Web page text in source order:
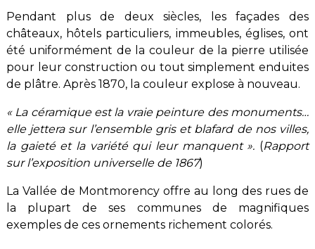
Pendant plus de deux siècles, les façades des
châteaux, hôtels particuliers, immeubles, églises, ont
été uniformément de la couleur de la pierre utilisée
pour leur construction ou tout simplement enduites
de plâtre. Après 1870, la couleur explose à nouveau.
« La céramique est la vraie peinture des monuments…
elle jettera sur l’ensemble gris et blafard de nos villes,
la gaieté et la variété qui leur manquent ». (Rapport
sur l’exposition universelle de 1867)
La Vallée de Montmorency offre au long des rues de
la plupart de ses communes de magnifiques
exemples de ces ornements richement colorés.